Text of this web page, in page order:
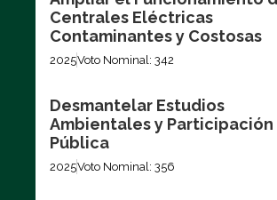
Centrales Eléctricas
Contaminantes y Costosas
2025Voto Nominal: 342
Desmantelar Estudios
Ambientales y Participación
Pública
2025Voto Nominal: 356